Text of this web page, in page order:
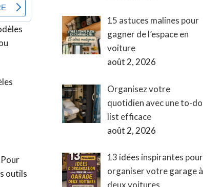
outils
15 astuces malines pour
gagner de l’espace en
voiture
août 2, 2026
Organisez votre
quotidien avec une to-do
list efficace
août 2, 2026
13 idées inspirantes pour
organiser votre garage à
deux voitures